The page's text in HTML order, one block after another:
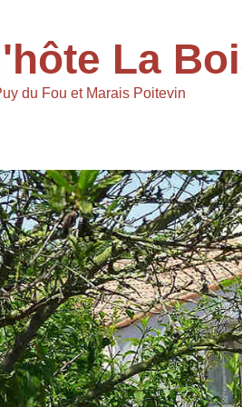
La
du Fou et Marais Poitevin